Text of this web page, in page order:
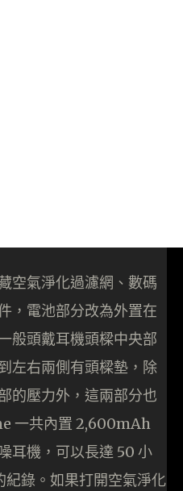
空氣淨化過濾網、數碼
，電池部分改為外置在
般頭戴耳機頭樑中央部
左右兩側有頭樑墊，除
的壓力外，這兩部分也
一共內置 2,600mAh
耳機，可以長達 50 小
紀錄。如果打開空氣淨化